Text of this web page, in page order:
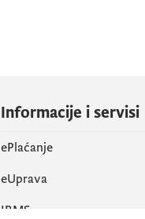
Informacije i servisi
ePlaćanje
eUprava
IRMS